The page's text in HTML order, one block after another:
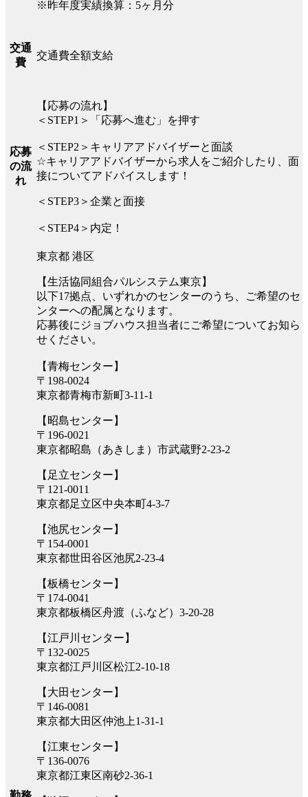
※昨年度実績換算：5ヶ月分
交通
費
交通費全額支給
応募
の流
れ
【応募の流れ】
＜STEP1＞「応募へ進む」を押す
＜STEP2＞キャリアアドバイザーと面談
☆キャリアアドバイザーから求人をご紹介したり、面
接についてアドバイスします！
＜STEP3＞企業と面接
＜STEP4＞内定！
東京都 港区
【生活協同組合パルシステム東京】
以下17拠点、いずれかのセンターのうち、ご希望のセ
ンターへの配属となります。
応募後にジョブハウス担当者にご希望についてお知ら
せください。
【青梅センター】
〒198-0024
東京都青梅市新町3-11-1
【昭島センター】
〒196-0021
東京都昭島（あきしま）市武蔵野2-23-2
【足立センター】
〒121-0011
東京都足立区中央本町4-3-7
【池尻センター】
〒154-0001
東京都世田谷区池尻2-23-4
【板橋センター】
〒174-0041
東京都板橋区舟渡（ふなど）3-20-28
【江戸川センター】
〒132-0025
東京都江戸川区松江2-10-18
【大田センター】
〒146-0081
東京都大田区仲池上1-31-1
【江東センター】
〒136-0076
東京都江東区南砂2-36-1